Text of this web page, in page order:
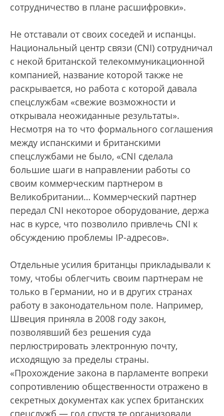
сотрудничество в плане расшифровки».
Не отставали от своих соседей и испанцы.
Национальный центр связи (CNI) сотрудничал
с некой британской телекоммуникационной
компанией, название которой также не
раскрывается, но работа с которой давала
спецслужбам «свежие возможности и
открывала неожиданные результаты».
Несмотря на то что формального соглашения
между испанскими и британскими
спецслужбами не было, «CNI сделала
большие шаги в направлении работы со
своим коммерческим партнером в
Великобритании… Коммерческий партнер
передал CNI некоторое оборудование, держа
нас в курсе, что позволило привлечь CNI к
обсуждению проблемы IP-адресов».
Отдельные усилия британцы прикладывали к
тому, чтобы облегчить своим партнерам не
только в Германии, но и в других странах
работу в законодательном поле. Например,
Швеция приняла в 2008 году закон,
позволявший без решения суда
перлюстрировать электронную почту,
исходящую за пределы страны.
«Прохождение закона в парламенте вопреки
сопротивлению общественности отражено в
секретных документах как успех британских
спецслужб — год спустя те организовали